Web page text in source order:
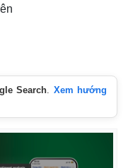
Search. Xem hướng